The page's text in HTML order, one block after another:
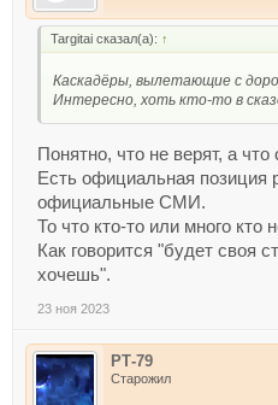
Targitai сказал(а): ↑
Каскадёры, вылетающие с
Интересно, хоть кто-то в
Понятно, что не верят, а что
Есть официальная позиция
официальные СМИ.
То что кто-то или много кто
Как говорится "будет своя
хочешь".
23 ноя 2023
РТ-79
Старожил